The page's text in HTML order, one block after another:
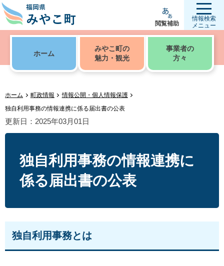
閲覧補助
情報検索
メニュー
ホーム
みやこ町の
魅力・観光
事業者の
方々
ホーム 町政情報
情報公開・個人情報保護
独自利用事務の情報連携に係る届出書の公表
更新日：2025年03月01日
独自利用事務の情報連携に
係る届出書の公表
独自利用事務とは